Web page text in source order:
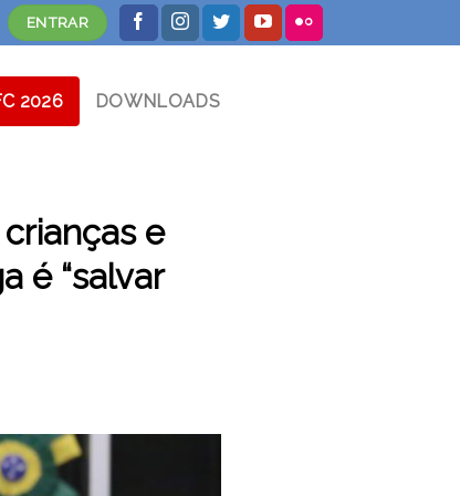
ENTRAR
2026 DOWNLOADS
e
é “salvar